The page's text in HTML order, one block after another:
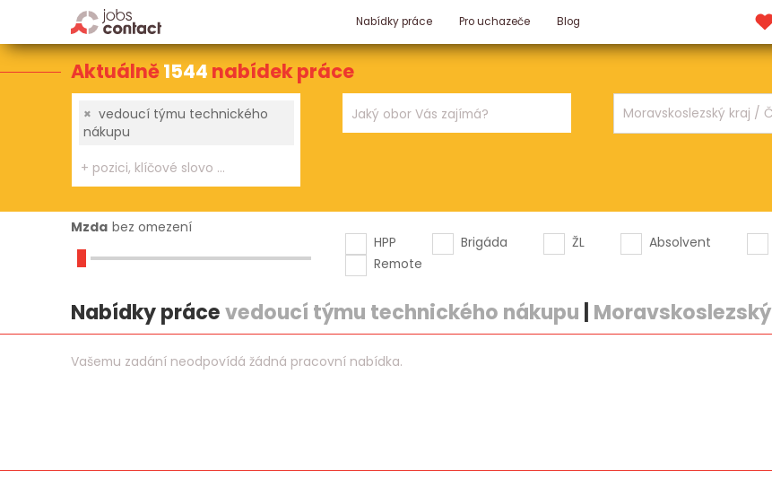
Nabídky práce Pro uchazeče Blog
Aktuálně1544 nabídek práce
× vedoucí týmu technického
nákupu
Mzda bez omezení
HPP
Brigáda ŽL Absolvent
Remote
Nabídky prácevedoucí týmu technického nákupu Moravskoslezský
Vašemu zadání neodpovídá žádná pracovní nabídka.